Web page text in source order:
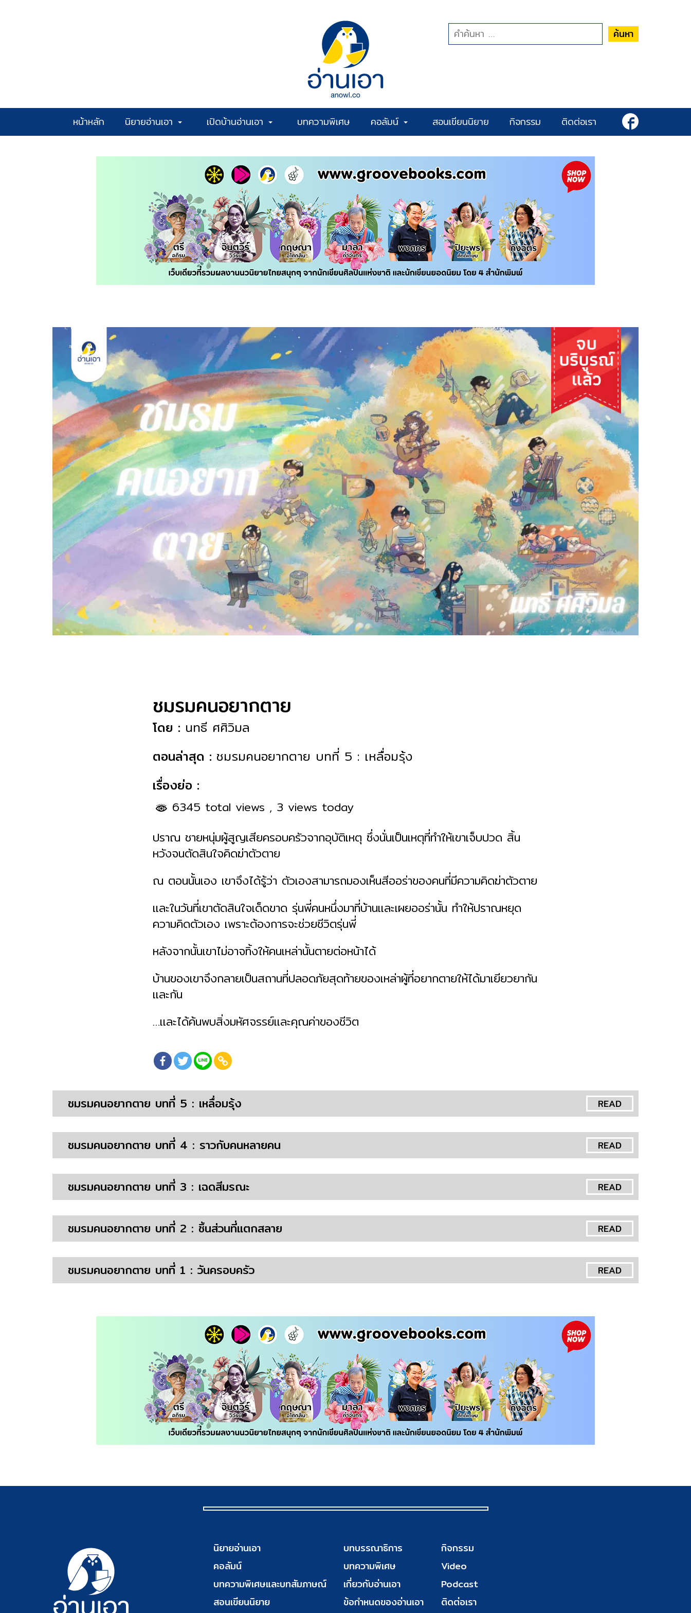
ค้นหา
หน้าหลัก นิยายอ่านเอา เปิดบ้านอ่านเอา บทความพิเศษ คอลัมน์ สอนเขียนนิยาย กิจกรรม ติดต่อเรา
ชมรมคนอยากตาย
โดย : นทธี ศศิวิมล
ตอนล่าสุด : ชมรมคนอยากตาย บทที่ 5 : เหลื่อมรุ้ง
เรื่องย่อ :
6345 total views , 3 views today
ปราณ ชายหนุ่มผู้สูญเสียครอบครัวจากอุบัติเหตุ ซึ่งนั่นเป็นเหตุที่ทำให้เขาเจ็บปวด สิ้น
หวังจนตัดสินใจคิดฆ่าตัวตาย
ณ ตอนนั้นเอง เขาจึงได้รู้ว่า ตัวเองสามารถมองเห็นสีออร่าของคนที่มีความคิดฆ่าตัวตาย
และในวันที่เขาตัดสินใจเด็ดขาด รุ่นพี่คนหนึ่งมาที่บ้านและเผยออร่านั้น ทำให้ปราณหยุด
ความคิดตัวเอง เพราะต้องการจะช่วยชีวิตรุ่นพี่
หลังจากนั้นเขาไม่อาจทิ้งให้คนเหล่านั้นตายต่อหน้าได้
บ้านของเขาจึงกลายเป็นสถานที่ปลอดภัยสุดท้ายของเหล่าผู้ที่อยากตายให้ได้มาเยียวยากัน
และกัน
…และได้ค้นพบสิ่งมหัศจรรย์และคุณค่าของชีวิต
READ
ชมรมคนอยากตาย บทที่ 5 : เหลื่อมรุ้ง
READ
ชมรมคนอยากตาย บทที่ 4 : ราวกับคนหลายคน
READ
ชมรมคนอยากตาย บทที่ 3 : เฉดสีมรณะ
READ
ชมรมคนอยากตาย บทที่ 2 : ชิ้นส่วนที่แตกสลาย
READ
ชมรมคนอยากตาย บทที่ 1 : วันครอบครัว
นิยายอ่านเอา
คอลัมน์
บทความพิเศษและบทสัมภาษณ์
สอนเขียนนิยาย
บทบรรณาธิการ
บทความพิเศษ
เกี่ยวกับอ่านเอา
ข้อกำหนดของอ่านเอา
กิจกรรม
Video
Podcast
ติดต่อเรา